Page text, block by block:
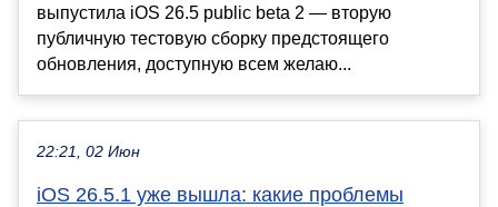
выпустила iOS 26.5 public beta 2 — вторую
публичную тестовую сборку предстоящего
обновления, доступную всем желаю...
22:21, 02 Июн
iOS 26.5.1 уже вышла: какие проблемы